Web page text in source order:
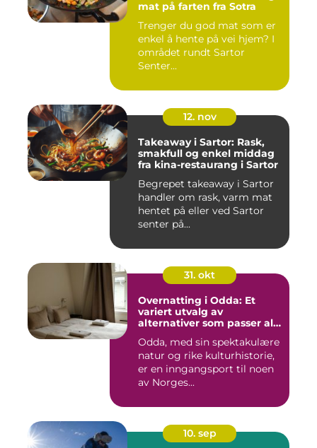
mat på farten fra Sotra
Trenger du god mat som er
enkel å hente på vei hjem? I
området rundt Sartor
Senter...
12. nov
Takeaway i Sartor: Rask,
smakfull og enkel middag
fra kina-restaurang i Sartor
Begrepet takeaway i Sartor
handler om rask, varm mat
hentet på eller ved Sartor
senter på...
31. okt
Overnatting i Odda: Et
variert utvalg av
alternativer som passer alle
Odda, med sin spektakulære
natur og rike kulturhistorie,
er en inngangsport til noen
av Norges...
10. sep